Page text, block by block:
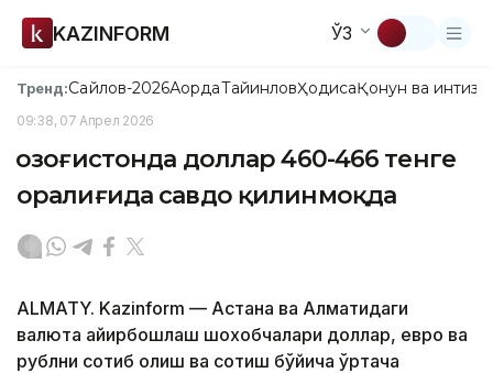
KAZINFORM ЎЗ
Тренд:Сайлов-2026АқордаТайинловҲодисаҚонун ва
09:38, 07 Апрел 2026
Қозоғистонда доллар 460-466 тенге
оралиғида савдо қилинмоқда
ALMATY. Kazinform — Астана ва Алматидаги
валюта айирбошлаш шохобчалари доллар, евро ва
рублни сотиб олиш ва сотиш бўйича ўртача